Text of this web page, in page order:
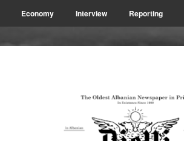
Economy Interview Reporting